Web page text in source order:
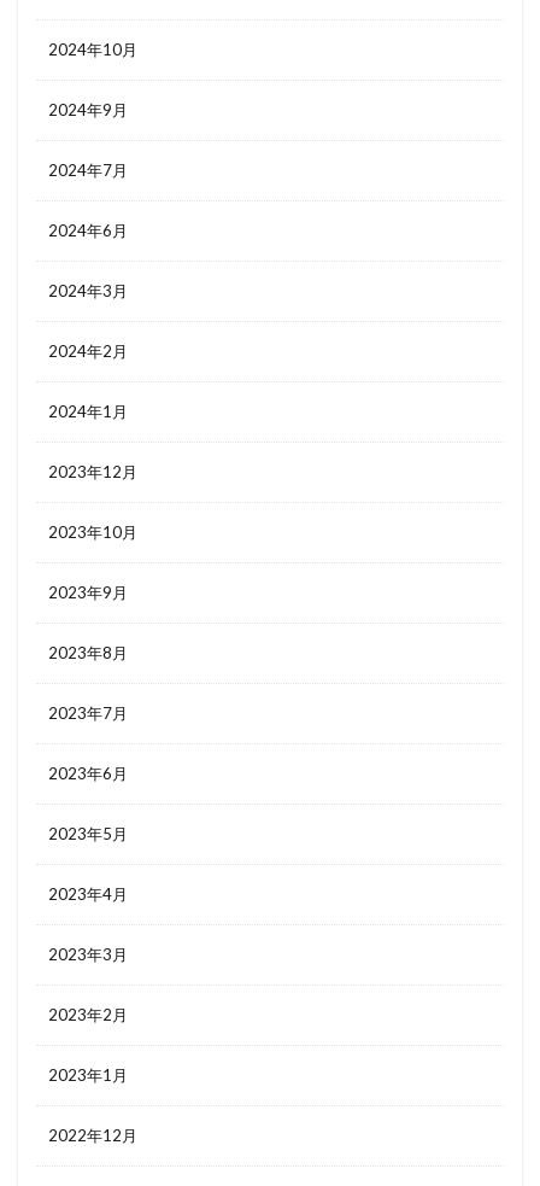
2024年10月
2024年9月
2024年7月
2024年6月
2024年3月
2024年2月
2024年1月
2023年12月
2023年10月
2023年9月
2023年8月
2023年7月
2023年6月
2023年5月
2023年4月
2023年3月
2023年2月
2023年1月
2022年12月